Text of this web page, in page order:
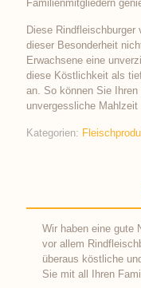
Familienmitgliedern
Diese Rindfleischburger
dieser Besonderheit
Erwachsene eine
diese Köstlichkeit als
an. So können Sie
unvergessliche Mahlzeit
Kategorien:
Wir haben eine gute
vor allem
überaus köstliche
Sie mit all Ihren